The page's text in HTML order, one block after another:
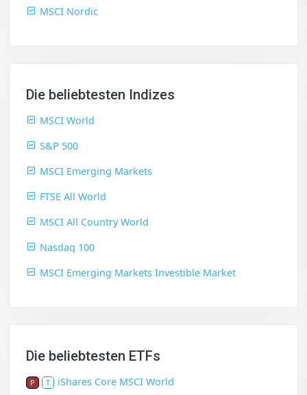
MSCI Nordic
Die beliebtesten Indizes
MSCI World
S&P 500
MSCI Emerging Markets
FTSE All World
MSCI All Country World
Nasdaq 100
MSCI Emerging Markets Investible Market
Die beliebtesten ETFs
P T iShares Core MSCI World